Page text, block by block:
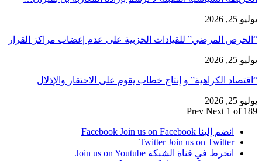
يوليو 25, 2026
“الحرص المرضي” للقيادات الحزبية على عدم إغضاب مراكز القرار
يوليو 25, 2026
“اقتصاد الكراهية” و إنتاج خطاب يقوم على الاحتقار والإذلال
يوليو 25, 2026
Prev Next 1 of 189
انضم إلينا Facebook Join us on Facebook
Twitter Join us on Twitter
انخرط في قناة الشبكة Join us on Youtube